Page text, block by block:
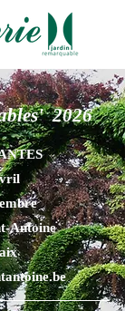
2026
Antoine